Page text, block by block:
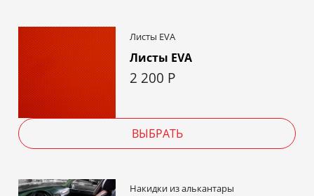
Листы EVA
Листы EVA
2 200 Р
ВЫБРАТЬ
Накидки из алькантары